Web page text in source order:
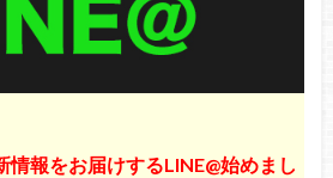
の個人カレンダーも紹介！
情報をお届けするLINE@始めまし